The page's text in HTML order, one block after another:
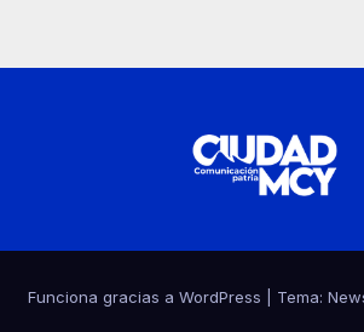
Funciona gracias a WordPress Tema: